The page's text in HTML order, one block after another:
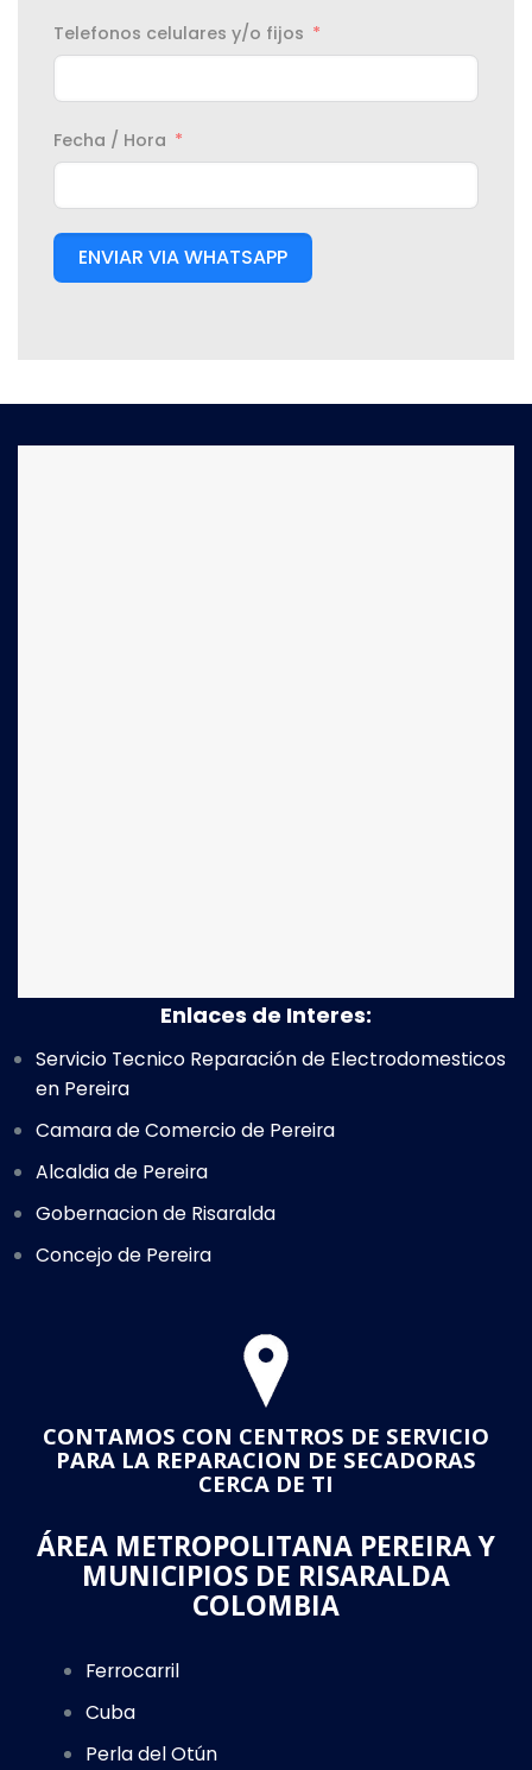
Telefonos celulares y/o fijos
Fecha / Hora
ENVIAR VIA WHATSAPP
Enlaces de Interes:
Servicio Tecnico Reparación de Electrodomesticos
en Pereira
Camara de Comercio de Pereira
Alcaldia de Pereira
Gobernacion de Risaralda
Concejo de Pereira
CONTAMOS CON CENTROS DE SERVICIO
PARA LA REPARACION DE SECADORAS
CERCA DE TI
ÁREA METROPOLITANA PEREIRA Y
MUNICIPIOS DE RISARALDA
COLOMBIA
Ferrocarril
Cuba
Perla del Otún